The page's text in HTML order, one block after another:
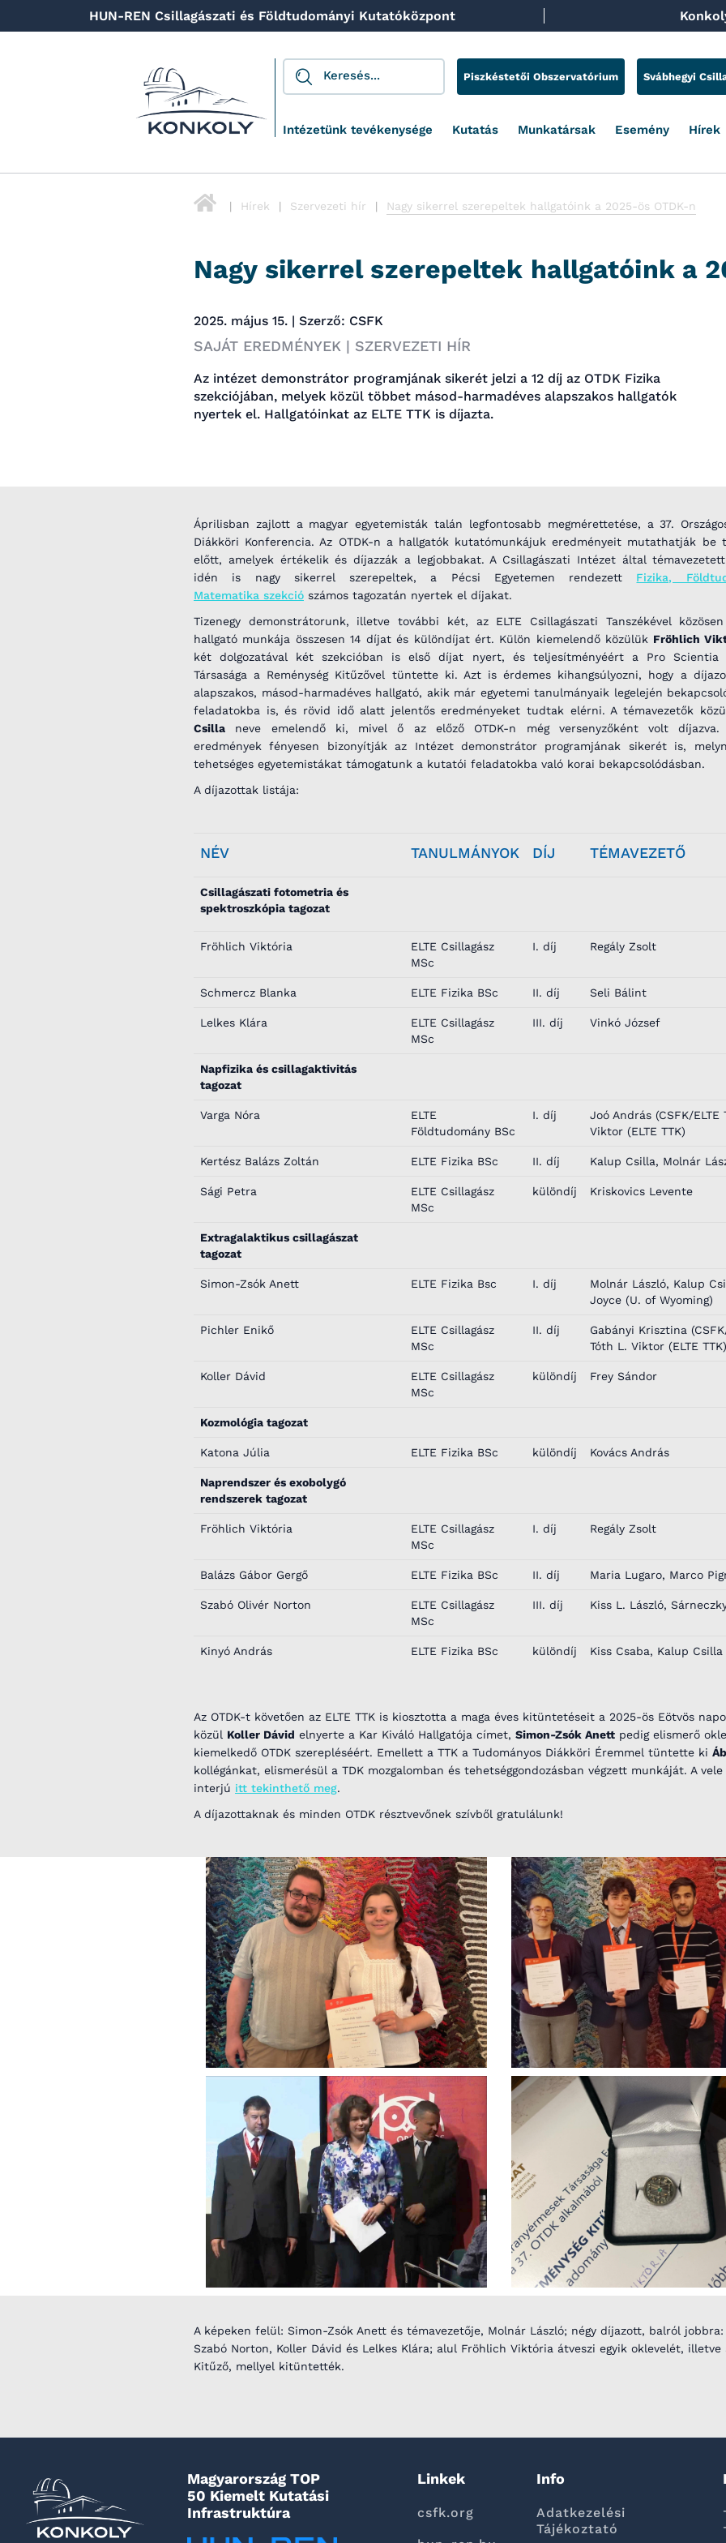
HUN-REN Csillagászati és Földtudományi Kutatóközpont
Piszkéstetői Obszervatórium Svábhegyi
Intézetünk tevékenysége Kutatás Munkatársak Esemény Hírek
Hírek Szervezeti hír Nagy sikerrel szerepeltek hallgatóink a 2025-ös OTDK-n
Nagy sikerrel szerepeltek hallgatóink a
2025. május 15. | Szerző: CSFK
SAJÁT EREDMÉNYEK | SZERVEZETI HÍR
Az intézet demonstrátor programjának sikerét jelzi a 12 díj az OTDK Fizika
szekciójában, melyek közül többet másod-harmadéves alapszakos hallgatók
nyertek el. Hallgatóinkat az ELTE TTK is díjazta.
Áprilisban zajlott a magyar egyetemisták talán legfontosabb megmérettetése, a 37.
Diákköri Konferencia. Az OTDK-n a hallgatók kutatómunkájuk eredményeit mutathatják be
előtt, amelyek értékelik és díjazzák a legjobbakat. A Csillagászati Intézet által
idén is nagy sikerrel szerepeltek, a Pécsi Egyetemen rendezett Fizika,
Matematika szekció számos tagozatán nyertek el díjakat.
Tizenegy demonstrátorunk, illetve további két, az ELTE Csillagászati Tanszékével
hallgató munkája összesen 14 díjat és különdíjat ért. Külön kiemelendő közülük Fröhlich
két dolgozatával két szekcióban is első díjat nyert, és teljesítményéért a Pro Scientia
Társasága a Reménység Kitűzővel tüntette ki. Azt is érdemes kihangsúlyozni, hogy a
alapszakos, másod-harmadéves hallgató, akik már egyetemi tanulmányaik legelején
feladatokba is, és rövid idő alatt jelentős eredményeket tudtak elérni. A témavezetők
Csilla neve emelendő ki, mivel ő az előző OTDK-n még versenyzőként volt díjazva.
eredmények fényesen bizonyítják az Intézet demonstrátor programjának sikerét is,
tehetséges egyetemistákat támogatunk a kutatói feladatokba való korai bekapcsolódásban.
A díjazottak listája:
NÉV TANULMÁNYOK DÍJ TÉMAVEZETŐ
Csillagászati fotometria és
spektroszkópia tagozat
Fröhlich Viktória
ELTE Csillagász
MSc
I. díj Regály Zsolt
Schmercz Blanka ELTE Fizika BSc II. díj Seli Bálint
Lelkes Klára
ELTE Csillagász
MSc
III. díj Vinkó József
Napfizika és csillagaktivitás
tagozat
Varga Nóra
ELTE
Földtudomány BSc
I. díj
Joó András (CSFK/ELTE
Viktor (ELTE TTK)
Kertész Balázs Zoltán ELTE Fizika BSc II. díj Kalup Csilla, Molnár
Sági Petra
ELTE Csillagász
MSc
különdíj Kriskovics Levente
Extragalaktikus csillagászat
tagozat
Simon-Zsók Anett ELTE Fizika Bsc I. díj
Molnár László, Kalup
Joyce (U. of Wyoming)
Pichler Enikő
ELTE Csillagász
MSc
II. díj
Gabányi Krisztina
Tóth L. Viktor (ELTE TTK)
Koller Dávid
ELTE Csillagász
MSc
különdíj Frey Sándor
Kozmológia tagozat
Katona Júlia ELTE Fizika BSc különdíj Kovács András
Naprendszer és exobolygó
rendszerek tagozat
Fröhlich Viktória
ELTE Csillagász
MSc
I. díj Regály Zsolt
Balázs Gábor Gergő ELTE Fizika BSc II. díj Maria Lugaro, Marco
Szabó Olivér Norton
ELTE Csillagász
MSc
III. díj Kiss L. László,
Kinyó András ELTE Fizika BSc különdíj Kiss Csaba, Kalup Csilla
Az OTDK-t követően az ELTE TTK is kiosztotta a maga éves kitüntetéseit a 2025-ös Eötvös
közül Koller Dávid elnyerte a Kar Kiváló Hallgatója címet, Simon-Zsók Anett pedig elismerő
kiemelkedő OTDK szerepléséért. Emellett a TTK a Tudományos Diákköri Éremmel tüntette ki
kollégánkat, elismerésül a TDK mozgalomban és tehetséggondozásban végzett munkáját. A
interjú itt tekinthető meg.
A díjazottaknak és minden OTDK résztvevőnek szívből gratulálunk!
A képeken felül: Simon-Zsók Anett és témavezetője, Molnár László; négy díjazott, balról
Szabó Norton, Koller Dávid és Lelkes Klára; alul Fröhlich Viktória átveszi egyik oklevelét, illetve
Kitűző, mellyel kitüntették.
Magyarország TOP
50 Kiemelt Kutatási
Infrastruktúra
Linkek
csfk.org
Info
Adatkezelési
Tájékoztató